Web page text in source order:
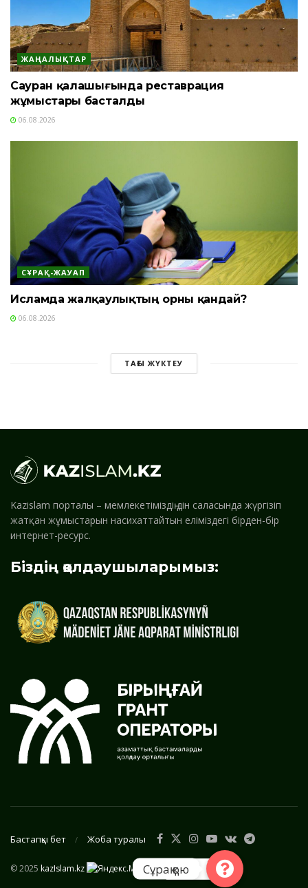
ЖАҢАЛЫҚТАР
Сауран қалашығында реставрация
жұмыстары басталды
06.08.2026
СҰРАҚ-ЖАУАП
Исламда жалқаулықтың орны қандай?
06.08.2026
ТАҒЫ ЖҮКТЕУ
Kazislam порталы – мемлекетіміздің дін саласында жүргізіп
жатқан жұмыстарын насихаттайтын еліміздегі бірден-бір
интернет-ресурс.
Біздің қолдаушыларымыз:
Бастапқы бет Жоба туралы
© 2025 kazIslam.kz Сұрақ қою